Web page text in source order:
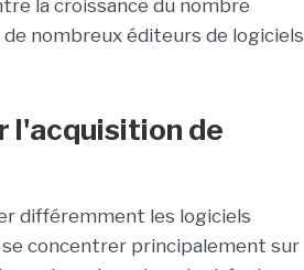
la croissance du nombre
nombreux éditeurs de logiciels
l'acquisition de
différemment les logiciels
concentrer principalement sur